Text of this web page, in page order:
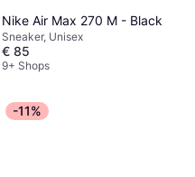
Nike Air Max 270 M - Black
Sneaker, Unisex
€ 85
9+ Shops
-11%